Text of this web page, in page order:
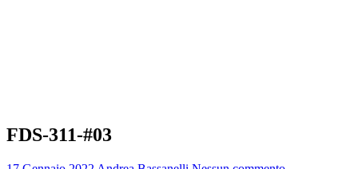
FDS-311-#03